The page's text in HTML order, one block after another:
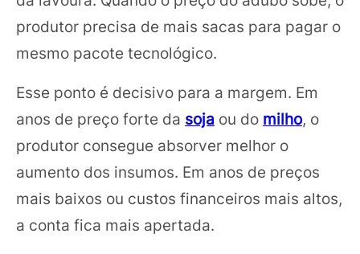
produtor precisa de mais sacas para pagar o
mesmo pacote tecnológico.
Esse ponto é decisivo para a margem. Em
anos de preço forte da soja ou do milho, o
produtor consegue absorver melhor o
aumento dos insumos. Em anos de preços
mais baixos ou custos financeiros mais altos,
a conta fica mais apertada.